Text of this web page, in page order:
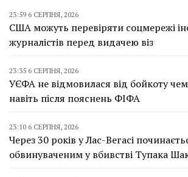
23:59 6 СЕРПНЯ, 2026
США можуть перевіряти соцмережі
журналістів перед видачею віз
23:35 6 СЕРПНЯ, 2026
УЄФА не відмовилася від бойкоту
навіть після пояснень ФІФА
23:10 6 СЕРПНЯ, 2026
Через 30 років у Лас-Вегасі
обвинуваченим у вбивстві Тупака